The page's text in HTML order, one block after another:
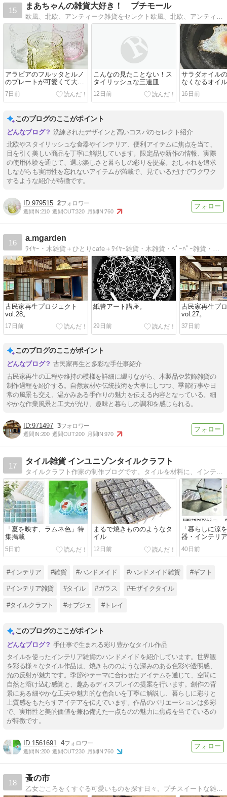
15
まあちゃんの雑貨大好き！ プチモール
欧風、北欧、アンティーク雑貨をセレクト欧風、北欧、アンティークなどのインテリア、キッチン雑貨が大好き
アラビアのフルッタとルノ
のプレートが可愛くて大満
足！
7日前
こんなの見たことない！ス
タイリッシュな三連皿
12日前
サラダオイル
なくなるオイ
16日前
このブログのここがポイント
洗練されたデザインと高いコスパのセレクト紹介
北欧やスタイリッシュな食器やインテリア、便利アイテムに焦点を当て、
目を引く美しい商品を丁寧に解説しています。限定品や新作の情報、実際
の使用体験を通じて、選ぶ楽しさと暮らしの彩りを提案。おしゃれを追求
しながらも実用性を忘れないアイテムが満載で、見ているだけでワクワク
するような紹介が特徴です。
979515 2
週間IN:210 週間OUT:320 月間IN:760
16
a.mgarden
古民家再生プロジェクト
vol.28。
17日前
紙管アート講座。
29日前
古民家再生プ
vol.27。
37日前
このブログのここがポイント
古民家再生と多彩な手仕事紹介
古民家再生の工程や維持の模様を詳細に綴りながら、木製品や装飾雑貨の
制作過程を紹介する。自然素材や伝統技術を大事にしつつ、季節行事や日
常の風景も交え、温かみある手作りの魅力を伝える内容となっている。細
やかな作業風景と工夫が光り、趣味と暮らしの調和を感じられる。
971497 3
週間IN:200 週間OUT:200 月間IN:970
17
タイル雑貨 インユニゾンタイルクラフト
「夏を映す、ラムネ色」特
集掲載
5日前
まるで焼きもののようなタ
イル
12日前
「暮らしに涼
器・インテリ
40日前
#インテリア #雑貨 #ハンドメイド #ハンドメイド雑貨 #ギフト
#インテリア雑貨 #タイル #ガラス #モザイクタイル
#タイルクラフト #オブジェ #トレイ
このブログのここがポイント
手仕事で生まれる彩り豊かなタイル作品
タイルを使ったインテリア雑貨のハンドメイドを紹介しています。世界観
を彩る様々なタイル作品は、焼きもののような深みのある色彩や透明感、
光の反射が魅力です。季節やテーマに合わせたアイテムを通じて、空間に
自然と溶け込む感覚と、趣あるディスプレイの提案を行います。創作の背
景にある細やかな工夫や魅力的な色合いを丁寧に解説し、暮らしに彩りと
上質感をもたらすアイデアを伝えています。作品のバリエーションは多彩
で、実用性と美的価値を兼ね備えた一点ものの魅力に焦点を当てているの
が特徴です。
1561691 4
週間IN:200 週間OUT:230 月間IN:760
18
蚤の市
乙女ごころをくすぐる可愛いものを探す日々。プチスイートな雑貨とナチュラル服と素敵な人、かわいい壁紙リンクなど。